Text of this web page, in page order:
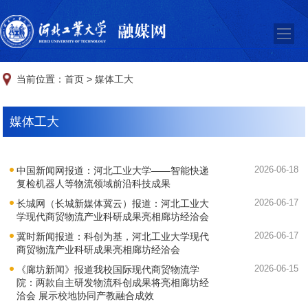
当前位置：首页 >媒体工大
媒体工大
2026-06-18
中国新闻网报道：河北工业大学——智能快递
复检机器人等物流领域前沿科技成果
2026-06-17
长城网（长城新媒体冀云）报道：河北工业大
学现代商贸物流产业科研成果亮相廊坊经洽会
2026-06-17
冀时新闻报道：科创为基，河北工业大学现代
商贸物流产业科研成果亮相廊坊经洽会
2026-06-15
《廊坊新闻》报道我校国际现代商贸物流学
院：两款自主研发物流科创成果将亮相廊坊经
洽会 展示校地协同产教融合成效